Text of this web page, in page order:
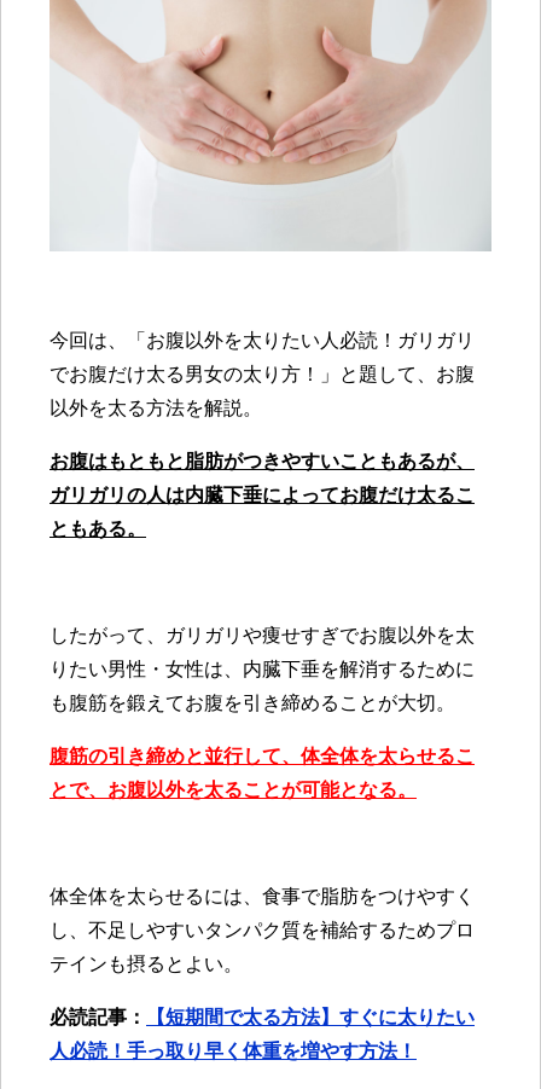
今回は、「お腹以外を太りたい人必読！ガリガリ
でお腹だけ太る男女の太り方！」と題して、お腹
以外を太る方法を解説。
お腹はもともと脂肪がつきやすいこともあるが、
ガリガリの人は内臓下垂によってお腹だけ太るこ
ともある。
したがって、ガリガリや痩せすぎでお腹以外を太
りたい男性・女性は、内臓下垂を解消するために
も腹筋を鍛えてお腹を引き締めることが大切。
腹筋の引き締めと並行して、体全体を太らせるこ
とで、お腹以外を太ることが可能となる。
体全体を太らせるには、食事で脂肪をつけやすく
し、不足しやすいタンパク質を補給するためプロ
テインも摂るとよい。
必読記事：
【短期間で太る方法】すぐに太りたい
人必読！手っ取り早く体重を増やす方法！